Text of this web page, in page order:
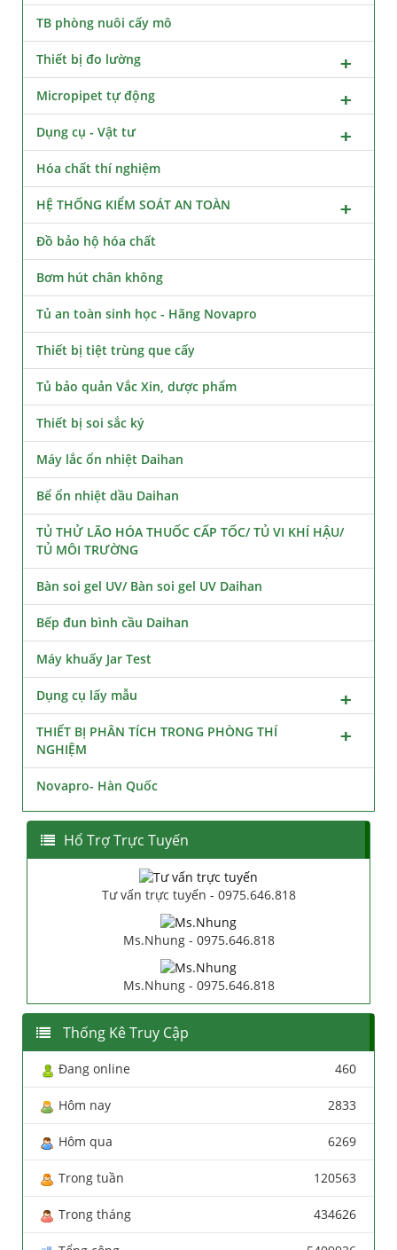
TB phòng nuôi cấy mô
Thiết bị đo lường
Micropipet tự động
Dụng cụ - Vật tư
Hóa chất thí nghiệm
HỆ THỐNG KIỂM SOÁT AN TOÀN
Đồ bảo hộ hóa chất
Bơm hút chân không
Tủ an toàn sinh học - Hãng Novapro
Thiết bị tiệt trùng que cấy
Tủ bảo quản Vắc Xin, dược phẩm
Thiết bị soi sắc ký
Máy lắc ổn nhiệt Daihan
Bể ổn nhiệt dầu Daihan
TỦ THỬ LÃO HÓA THUỐC CẤP TỐC/ TỦ VI KHÍ HẬU/
TỦ MÔI TRƯỜNG
Bàn soi gel UV/ Bàn soi gel UV Daihan
Bếp đun bình cầu Daihan
Máy khuấy Jar Test
Dụng cụ lấy mẫu
THIẾT BỊ PHÂN TÍCH TRONG PHÒNG THÍ
NGHIỆM
Novapro- Hàn Quốc
Hổ Trợ Trực Tuyến
Tư vấn trực tuyến - 0975.646.818
Ms.Nhung - 0975.646.818
Ms.Nhung - 0975.646.818
Thống Kê Truy Cập
Đang online 460
Hôm nay 2833
Hôm qua 6269
Trong tuần 120563
Trong tháng 434626